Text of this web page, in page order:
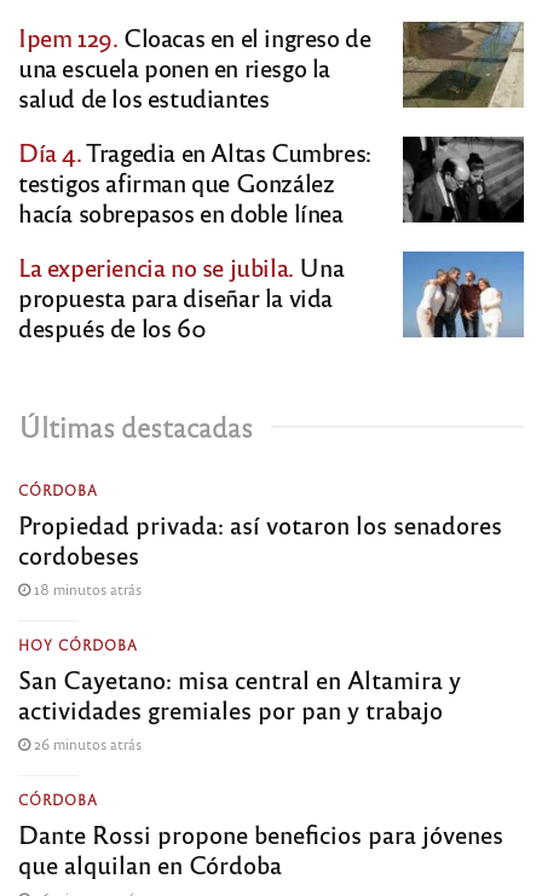
Ipem 129. Cloacas en el ingreso de
una escuela ponen en riesgo la
salud de los estudiantes
Día 4.Tragedia en Altas Cumbres:
testigos afirman que González
hacía sobrepasos en doble línea
La experiencia no se jubila. Una
propuesta para diseñar la vida
después de los 60
Últimas destacadas
CÓRDOBA
Propiedad privada: así votaron los senadores
cordobeses
18 minutos atrás
HOY CÓRDOBA
San Cayetano: misa central en Altamira y
actividades gremiales por pan y trabajo
26 minutos atrás
CÓRDOBA
Dante Rossi propone beneficios para jóvenes
que alquilan en Córdoba